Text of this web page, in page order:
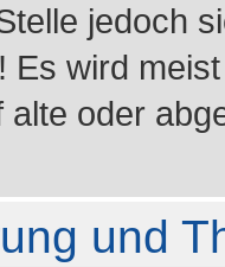
jedoch
Es wird
oder
und